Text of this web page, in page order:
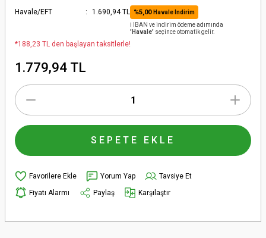
Havale/EFT 1.690,94 TL %5,00 Havale İndirim
ℹ️ IBAN ve indirim ödeme adımında
'Havale' seçince otomatik gelir.
*188,23 TL den başlayan taksitlerle!
1.779,94 TL
SEPETE EKLE
Yorum Yap
Tavsiye Et
Fiyatı Alarmı
Paylaş Karşılaştır